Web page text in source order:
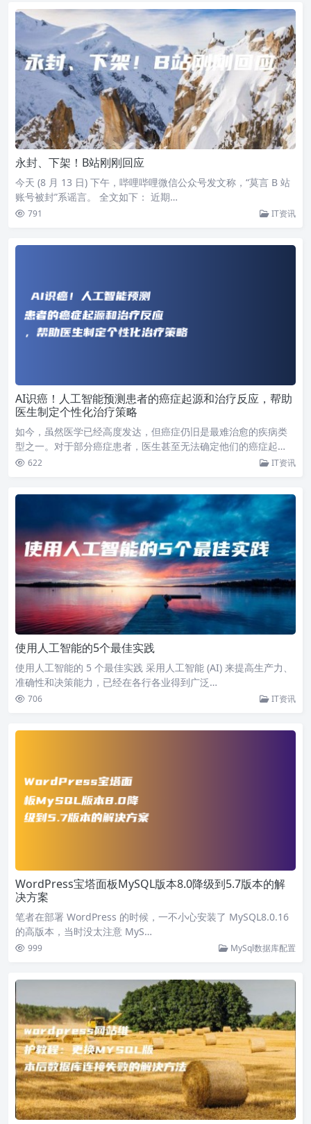
永封、下架！B站刚刚回应
今天 (8 月 13 日) 下午，哔哩哔哩微信公众号发文称，“莫言 B 站
账号被封”系谣言。 全文如下： 近期…
791 IT资讯
​AI识癌！人工智能预测患者的癌症起源和治疗反应，帮助
医生制定个性化治疗策略
如今，虽然医学已经高度发达，但癌症仍旧是最难治愈的疾病类
型之一。对于部分癌症患者，医生甚至无法确定他们的癌症起…
622 IT资讯
使用人工智能的5个最佳实践
使用人工智能的 5 个最佳实践 采用人工智能 (AI) 来提高生产力、
准确性和决策能力，已经在各行各业得到广泛…
706 IT资讯
WordPress宝塔面板MySQL版本8.0降级到5.7版本的解
决方案
笔者在部署 WordPress 的时候，一不小心安装了 MySQL8.0.16
的高版本，当时没太注意 MyS…
999 MySql数据库配置